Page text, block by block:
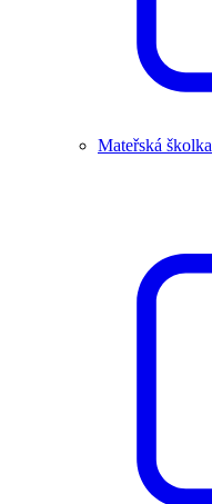
Mateřská školka